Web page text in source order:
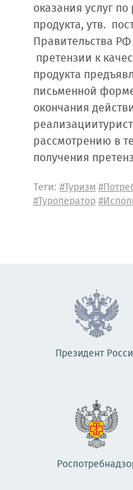
оказания услуг
продукта, утв.
Правительства РФ
претензии к
продукта
письменной
окончания
рассмотрению в
получения
Теги: #Туризм
#Туроператор
Президент